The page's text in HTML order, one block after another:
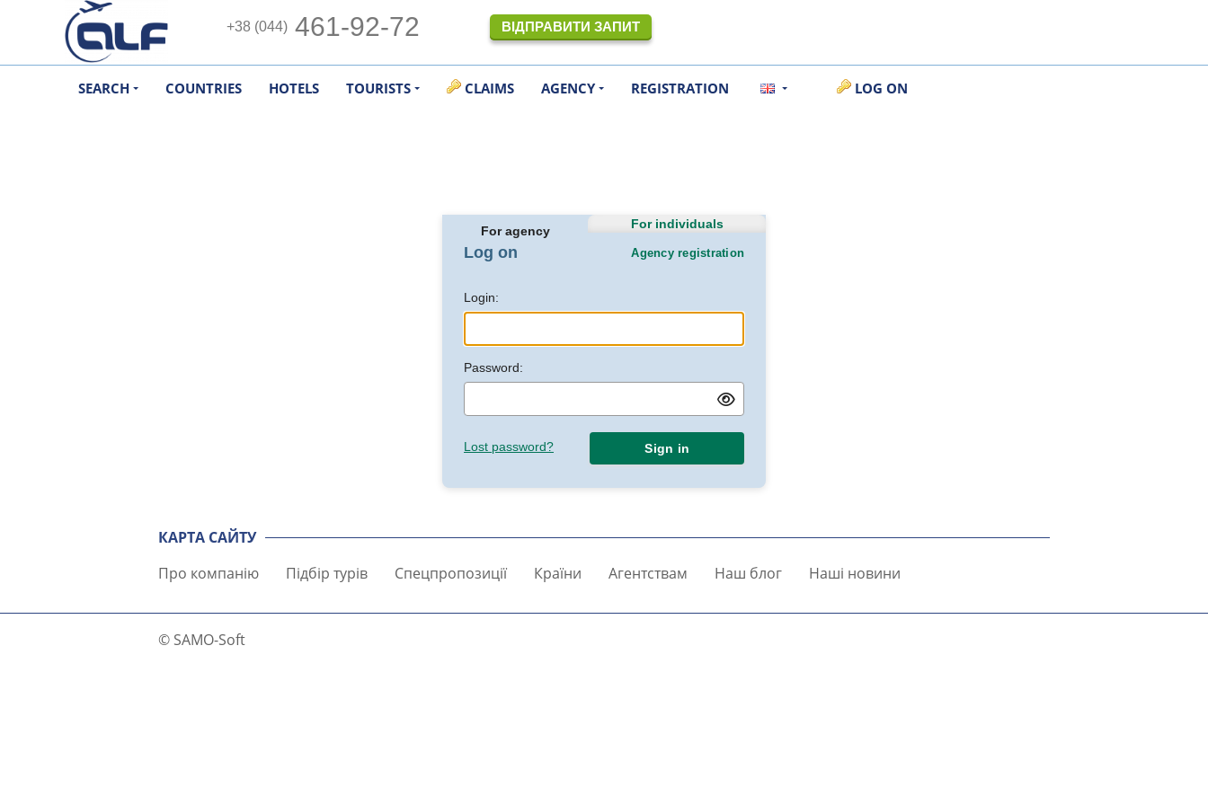
+38 (044) 461-92-72 ВІДПРАВИТИ ЗАПИТ
SEARCH COUNTRIES HOTELS TOURISTS CLAIMS AGENCY REGISTRATION LOG ON
For agency For individuals
Log on Agency registration
Login:
Password:
Lost password? Sign in
КАРТА САЙТУ
Про компанію
Підбір турів Спецпропозиції Країни Агентствам Наш блог Наші новини
© SAMO-Soft